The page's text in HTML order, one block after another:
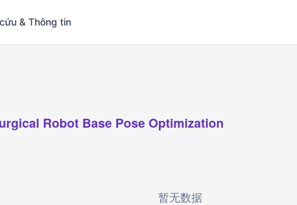
& Thông tin
Robot Base Pose Optimization
暂无数据